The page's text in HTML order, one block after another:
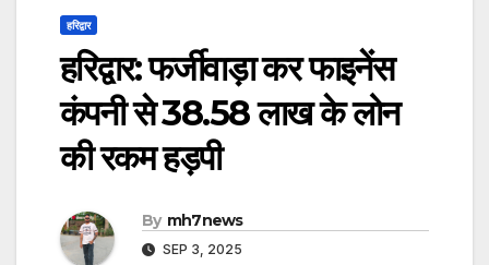
हरिद्वार
हरिद्वार: फर्जीवाड़ा कर फाइनेंस
कंपनी से 38.58 लाख के लोन
की रकम हड़पी
By mh7news
SEP 3, 2025